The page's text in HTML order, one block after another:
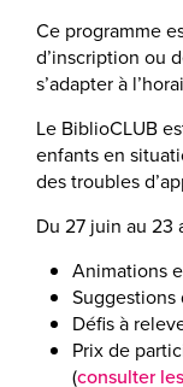
Ce programme
d’inscription ou
s’adapter à
Le BiblioCLUB
enfants en
des troubles
Du 27 juin au 23
Animations
Suggestions
Défis à
Prix de
(consulter